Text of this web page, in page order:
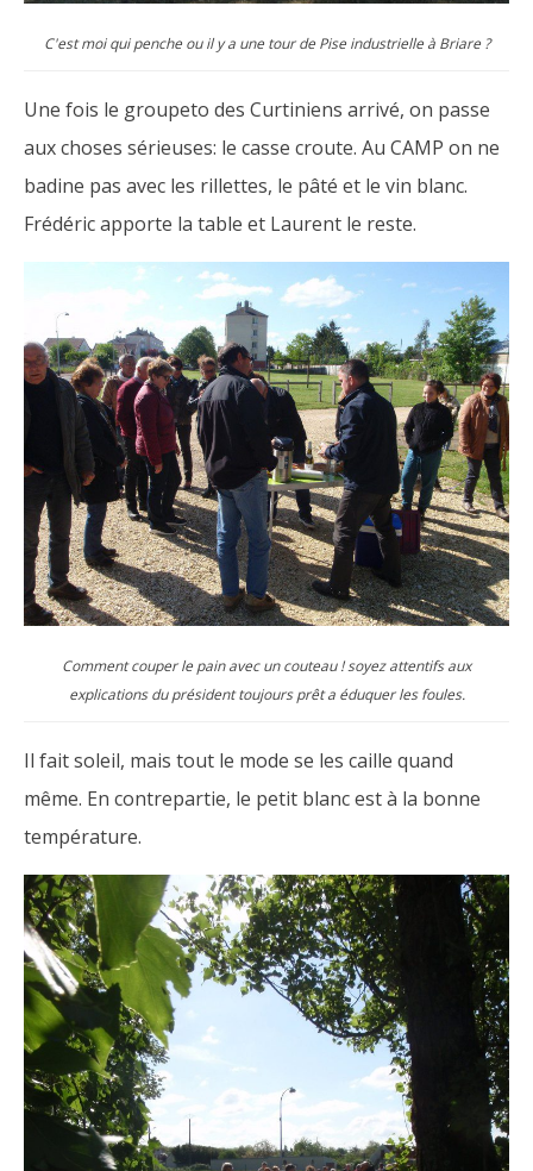
C'est moi qui penche ou il y a une tour de Pise industrielle à Briare ?
Une fois le groupeto des Curtiniens arrivé, on passe
aux choses sérieuses: le casse croute. Au CAMP on ne
badine pas avec les rillettes, le pâté et le vin blanc.
Frédéric apporte la table et Laurent le reste.
Comment couper le pain avec un couteau ! soyez attentifs aux
explications du président toujours prêt a éduquer les foules.
Il fait soleil, mais tout le mode se les caille quand
même. En contrepartie, le petit blanc est à la bonne
température.